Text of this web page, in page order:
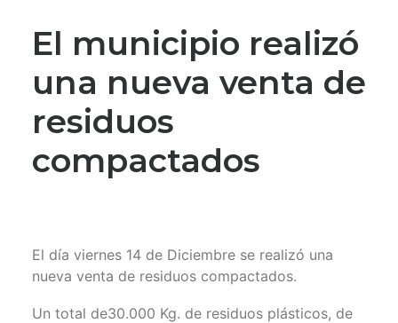
GOBIERNO
HCD
TRÁMITES Y SERVICIOS
CIUDAD
El municipio realizó
una nueva venta de
residuos
compactados
El día viernes 14 de Diciembre se realizó una
nueva venta de residuos compactados.
Un total de30.000 Kg. de residuos plásticos, de